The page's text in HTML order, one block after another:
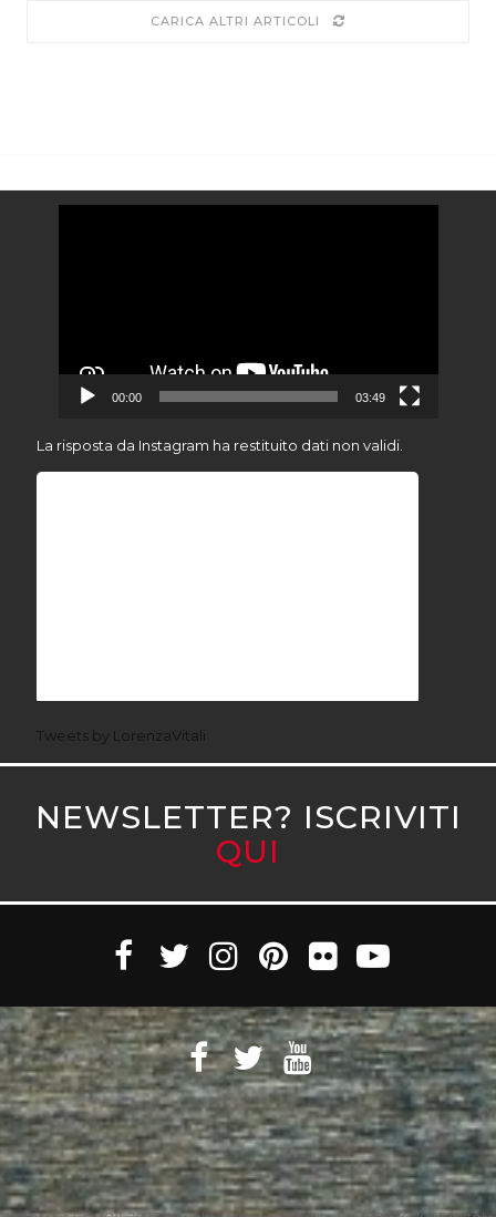
CARICA ALTRI ARTICOLI
00:00 03:49
La risposta da Instagram ha restituito dati non validi.
Tweets by LorenzaVitali
NEWSLETTER? ISCRIVITI
QUI